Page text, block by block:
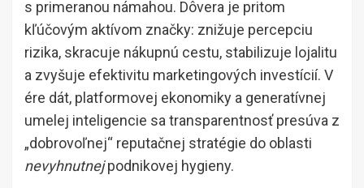
s primeranou námahou. Dôvera je pritom
kľúčovým aktívom značky: znižuje percepciu
rizika, skracuje nákupnú cestu, stabilizuje lojalitu
a zvyšuje efektivitu marketingových investícií. V
ére dát, platformovej ekonomiky a generatívnej
umelej inteligencie sa transparentnosť presúva z
„dobrovoľnej“ reputačnej stratégie do oblasti
nevyhnutnejpodnikovej hygieny.